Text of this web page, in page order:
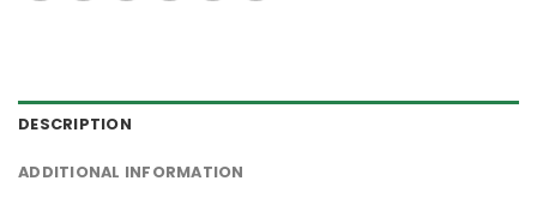
DESCRIPTION
ADDITIONAL INFORMATION